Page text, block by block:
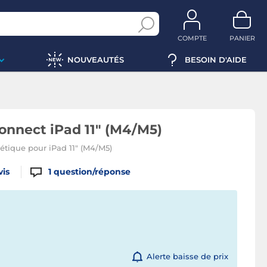
COMPTE PANIER
NOUVEAUTÉS BESOIN D'AIDE
iPad 11" (M4/M5)
pour iPad 11" (M4/M5)
1 question/réponse
Alerte baisse de prix